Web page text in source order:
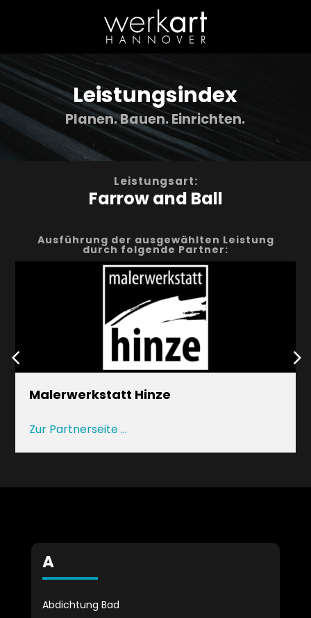
Leistungs­index
Planen. Bauen. Einrichten.
Leistungsart:
Farrow and Ball
Ausführung der ausgewählten Leistung
durch folgende Partner:
Malerwerkstatt Hinze
Zur Partnerseite ...
A
Abdichtung Bad